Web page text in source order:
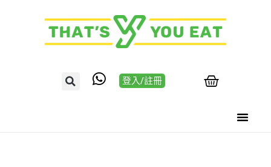
登入/註冊